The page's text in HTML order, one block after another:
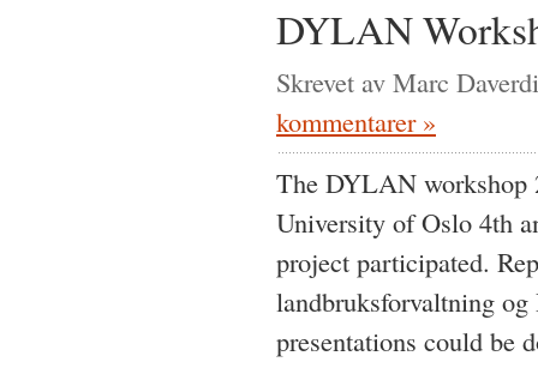
DYLAN
Skrevet av Marc
kommentarer »
The DYLAN workshop
University of Oslo 4th
project participated.
landbruksforvaltning
presentations could be